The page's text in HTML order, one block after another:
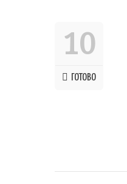
10
ГОТОВО